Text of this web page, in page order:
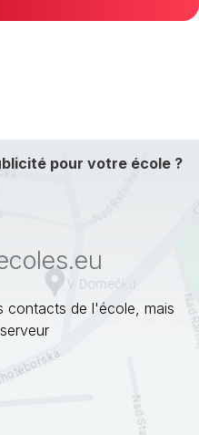
pour votre école ?
contacts de l'école, mais